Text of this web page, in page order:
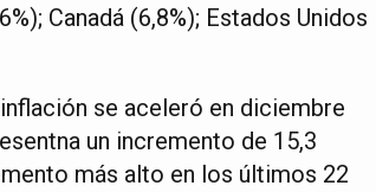
Canadá (6,8%); Estados Unidos
se aceleró en diciembre
un incremento de 15,3
más alto en los últimos 22